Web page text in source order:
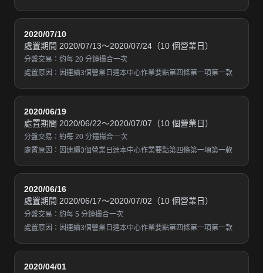
2020/07/10
處置期間 2020/07/13～2020/07/24（10 個營業日）
分盤交易：約每 20 分鐘撮合一次
處置原因：因連續3個營業日達本中心作業要點第四條第一項第一款
2020/06/19
處置期間 2020/06/22～2020/07/07（10 個營業日）
分盤交易：約每 20 分鐘撮合一次
處置原因：因連續3個營業日達本中心作業要點第四條第一項第一款
2020/06/16
處置期間 2020/06/17～2020/07/02（10 個營業日）
分盤交易：約每 5 分鐘撮合一次
處置原因：因連續3個營業日達本中心作業要點第四條第一項第一款
2020/04/01